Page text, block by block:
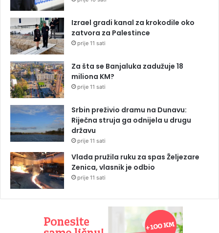
Izrael gradi kanal za krokodile oko
zatvora za Palestince
prije 11 sati
Za šta se Banjaluka zadužuje 18
miliona KM?
prije 11 sati
Srbin preživio dramu na Dunavu:
Riječna struja ga odnijela u drugu
državu
prije 11 sati
Vlada pružila ruku za spas Željezare
Zenica, vlasnik je odbio
prije 11 sati